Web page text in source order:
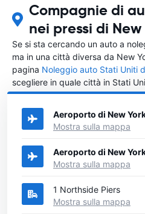
Compagnie di
nei pressi di New
Se si sta cercando un auto a
ma in una città diversa da New
pagina Noleggio auto Stati Uniti
scegliere in quale città in Stati
noleggiare l'auto.
Aeroporto di New
Mostra sulla mappa
Aeroporto di New
Mostra sulla mappa
1 Northside Piers
Mostra sulla mappa